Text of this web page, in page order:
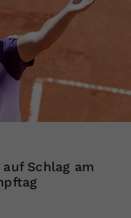
auf Schlag am